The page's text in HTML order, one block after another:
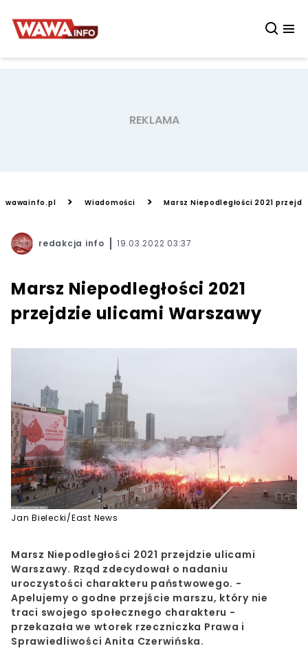
wawainfo.pl > Wiadomości > Marsz Niepodległości 2021
redakcja info 19.03.2022 03:37
Marsz Niepodległości 2021
przejdzie ulicami Warszawy
Jan Bielecki/East News
Marsz Niepodległości 2021 przejdzie ulicami
Warszawy. Rząd zdecydował o nadaniu
uroczystości charakteru państwowego. -
Apelujemy o godne przejście marszu, który nie
traci swojego społecznego charakteru -
przekazała we wtorek rzeczniczka Prawa i
Sprawiedliwości Anita Czerwińska.